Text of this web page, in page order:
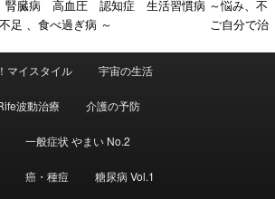
マイスタイル 宇宙の生活
波動治療 介護の予防
一般症状 やまい No.2
癌・種痘 糖尿病 Vol.1